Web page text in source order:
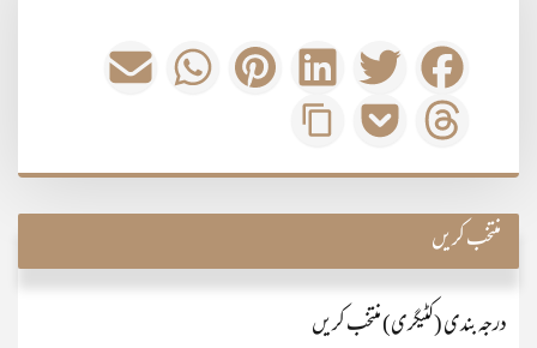
منتخب کریں
درجہ بندی (کٹیگری) منتخب کریں